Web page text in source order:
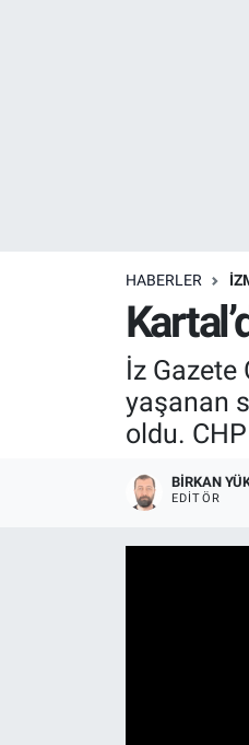
HABERLER
İz Gazete
yaşanan
oldu.
BIRKAN
EDITÖR